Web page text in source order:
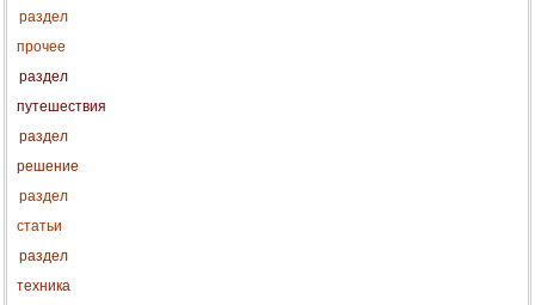
раздел
прочее
раздел
путешествия
раздел
решение
раздел
статьи
раздел
техника